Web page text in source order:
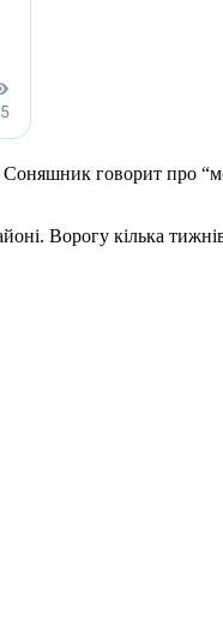
Соняшник говорит про
Ворогу кілька